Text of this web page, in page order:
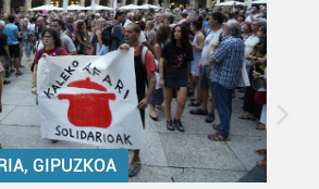
GIPUZKOA